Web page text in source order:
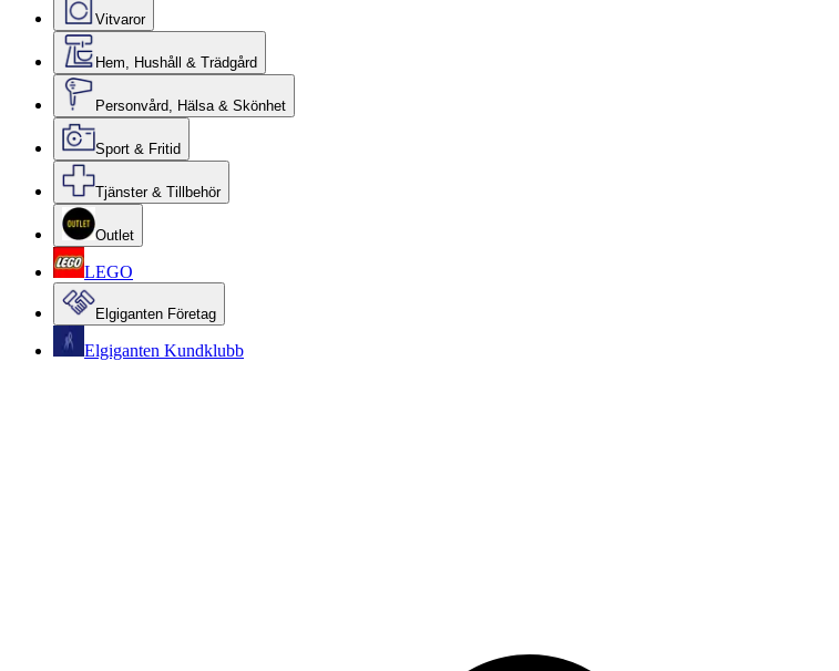
Vitvaror
Hem, Hushåll & Trädgård
Personvård, Hälsa & Skönhet
Sport & Fritid
Tjänster & Tillbehör
Outlet
LEGO
Elgiganten Företag
Elgiganten Kundklubb